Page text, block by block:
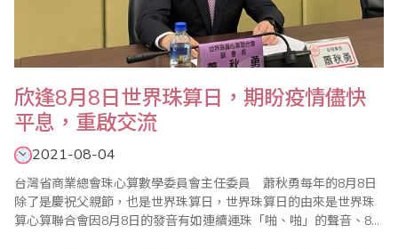
欣逢8月8日世界珠算日，期盼疫情儘快
平息，重啟交流
2021-08-04
台灣省商業總會珠心算數學委員會主任委員 蕭秋勇每年的8月8日
除了是慶祝父親節，也是世界珠算日，世界珠算日的由來是世界珠
算心算聯合會因8月8日的發音有如連續運珠「啪、啪」的聲音、8的